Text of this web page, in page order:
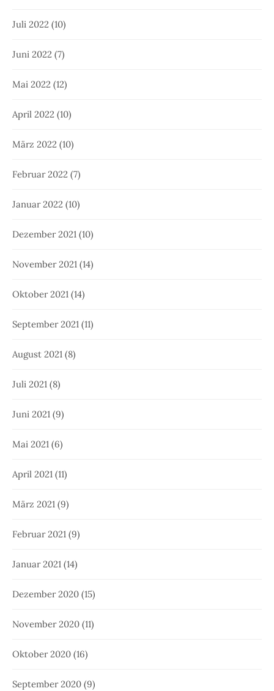
Juli 2022 (10)
Juni 2022 (7)
Mai 2022 (12)
April 2022 (10)
März 2022 (10)
Februar 2022 (7)
Januar 2022 (10)
Dezember 2021 (10)
November 2021 (14)
Oktober 2021 (14)
September 2021 (11)
August 2021 (8)
Juli 2021 (8)
Juni 2021 (9)
Mai 2021 (6)
April 2021 (11)
März 2021 (9)
Februar 2021 (9)
Januar 2021 (14)
Dezember 2020 (15)
November 2020 (11)
Oktober 2020 (16)
September 2020 (9)